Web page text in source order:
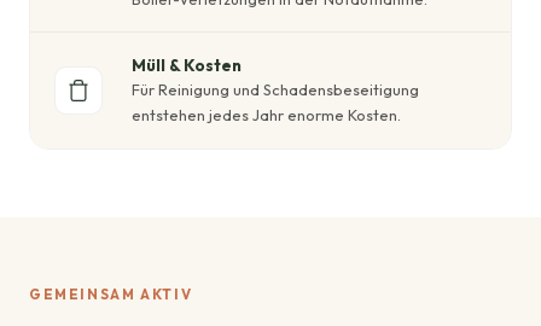
Müll & Kosten
Für Reinigung und Schadensbeseitigung
entstehen jedes Jahr enorme Kosten.
GEMEINSAM AKTIV